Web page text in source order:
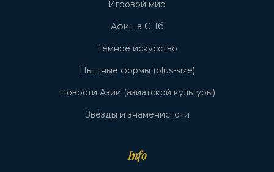
Игровой мир
Афиша СПб
Тёмное искусство
Пышные формы (plus-size)
Новости Азии (азиатской культуры)
Звёзды и знаменистоти
Info